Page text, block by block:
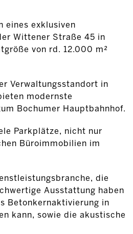
eines exklusiven
Wittener Straße 45 in
von rd. 12.000 m²
Verwaltungsstandort in
modernste
Bochumer Hauptbahnhof.
Parkplätze, nicht nur
Büroimmobilien im
die
Ausstattung haben
Betonkernaktivierung in
kann, sowie die akustische